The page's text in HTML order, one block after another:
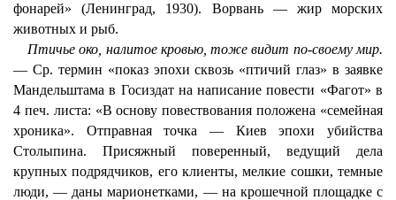
фонарей» (Ленинград, 1930). Ворвань — жир морских
животных и рыб.
Птичье око, налитое кровью, тоже видит по-своему мир.
— Ср. термин «показ эпохи сквозь «птичий глаз» в заявке
Мандельштама в Госиздат на написание повести «Фагот» в
4 печ. листа: «В основу повествования положена «семейная
хроника». Отправная точка — Киев эпохи убийства
Столыпина. Присяжный поверенный, ведущий дела
крупных подрядчиков, его клиенты, мелкие сошки, темные
люди, — даны марионетками, — на крошечной площадке с